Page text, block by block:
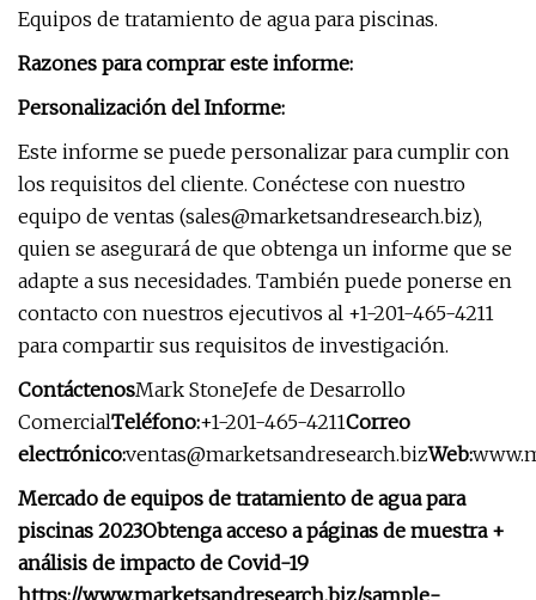
Equipos de tratamiento de agua para piscinas.
Razones para comprar este informe:
Personalización del Informe:
Este informe se puede personalizar para cumplir con
los requisitos del cliente. Conéctese con nuestro
equipo de ventas (sales@marketsandresearch.biz),
quien se asegurará de que obtenga un informe que se
adapte a sus necesidades. También puede ponerse en
contacto con nuestros ejecutivos al +1-201-465-4211
para compartir sus requisitos de investigación.
ContáctenosMark StoneJefe de Desarrollo
ComercialTeléfono:+1-201-465-4211Correo
electrónico:ventas@marketsandresearch.bizWeb:
Mercado de equipos de tratamiento de agua para
piscinas 2023Obtenga acceso a páginas de muestra +
análisis de impacto de Covid-19
https://www.marketsandresearch.biz/sample-